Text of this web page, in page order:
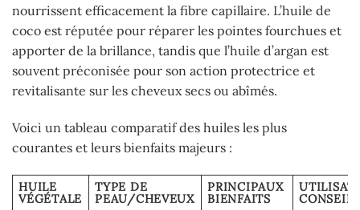
nourrissent efficacement la fibre capillaire. L’huile de
coco est réputée pour réparer les pointes fourchues et
apporter de la brillance, tandis que l’huile d’argan est
souvent préconisée pour son action protectrice et
revitalisante sur les cheveux secs ou abîmés.
Voici un tableau comparatif des huiles les plus
courantes et leurs bienfaits majeurs :
HUILE
VÉGÉTALE
TYPE DE
PEAU/CHEVEUX
PRINCIPAUX
BIENFAITS